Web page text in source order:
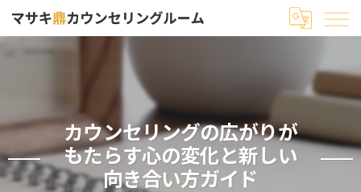
カウンセリングの広がりが
もたらす心の変化と新しい
向き合い方ガイド